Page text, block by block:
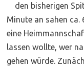
den bisherigen
Minute an sahen ca.
eine
lassen wollte, wer
gehen würde.